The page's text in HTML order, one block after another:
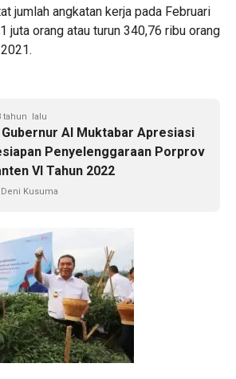
jumlah angkatan kerja pada Februari
juta orang atau turun 340,76 ribu orang
tahun lalu
Gubernur Al Muktabar Apresiasi
Penyelenggaraan Porprov
VI Tahun 2022
Deni Kusuma